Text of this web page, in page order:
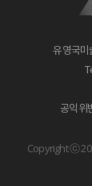
유영국미
공익위
Copyright ⓒ